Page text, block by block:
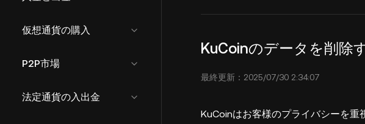
仮想通貨の購入
P2P市場
法定通貨の入出金
KuCoinのデータを削除
最終更新：2025/07/30 2:34:07
KuCoinはお客様のプライバシーを重